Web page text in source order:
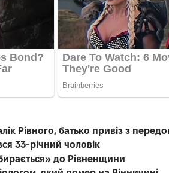
Рівного, батько привіз з
33-річний чоловік
до Рівненщини